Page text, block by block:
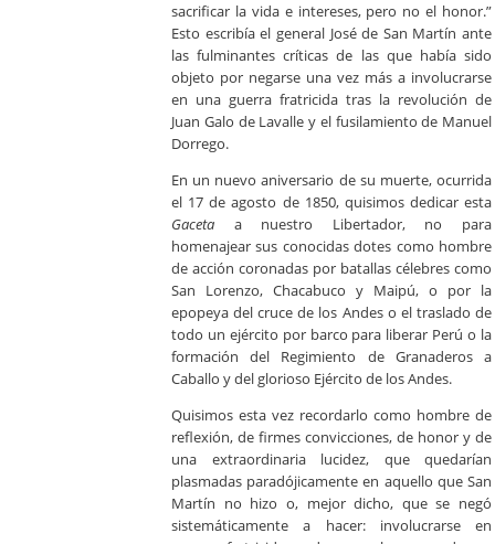
sacrificar la vida e intereses, pero no el honor.”
Esto escribía el general José de San Martín ante
las fulminantes críticas de las que había sido
objeto por negarse una vez más a involucrarse
en una guerra fratricida tras la revolución de
Juan Galo de Lavalle y el fusilamiento de Manuel
Dorrego.
En un nuevo aniversario de su muerte, ocurrida
el 17 de agosto de 1850, quisimos dedicar esta
Gaceta a nuestro Libertador, no para
homenajear sus conocidas dotes como hombre
de acción coronadas por batallas célebres como
San Lorenzo, Chacabuco y Maipú, o por la
epopeya del cruce de los Andes o el traslado de
todo un ejército por barco para liberar Perú o la
formación del Regimiento de Granaderos a
Caballo y del glorioso Ejército de los Andes.
Quisimos esta vez recordarlo como hombre de
reflexión, de firmes convicciones, de honor y de
una extraordinaria lucidez, que quedarían
plasmadas paradójicamente en aquello que San
Martín no hizo o, mejor dicho, que se negó
sistemáticamente a hacer: involucrarse en